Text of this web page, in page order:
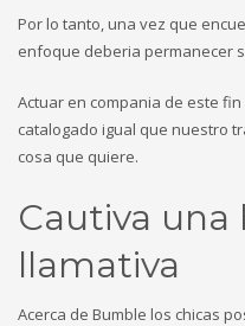
Por lo tanto, una vez que
enfoque deberia permanecer
Actuar en compania de este
catalogado igual que nuestro
cosa que quiere.
Cautiva una
llamativa
Acerca de Bumble los chicas